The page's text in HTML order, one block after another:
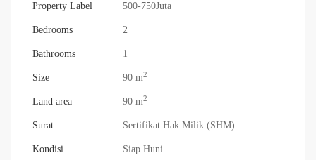
Property Label 500-750Juta
Bedrooms 2
Bathrooms 1
Size 90 m2
Land area 90 m2
Surat Sertifikat Hak Milik (SHM)
Kondisi Siap Huni